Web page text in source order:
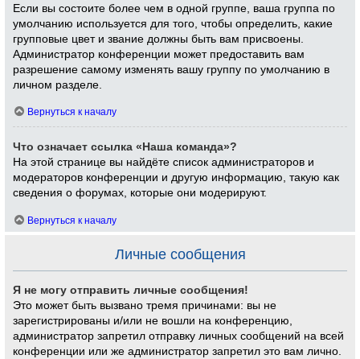
Если вы состоите более чем в одной группе, ваша группа по
умолчанию используется для того, чтобы определить, какие
групповые цвет и звание должны быть вам присвоены.
Администратор конференции может предоставить вам
разрешение самому изменять вашу группу по умолчанию в
личном разделе.
Вернуться к началу
Что означает ссылка «Наша команда»?
На этой странице вы найдёте список администраторов и
модераторов конференции и другую информацию, такую как
сведения о форумах, которые они модерируют.
Вернуться к началу
Личные сообщения
Я не могу отправить личные сообщения!
Это может быть вызвано тремя причинами: вы не
зарегистрированы и/или не вошли на конференцию,
администратор запретил отправку личных сообщений на всей
конференции или же администратор запретил это вам лично.